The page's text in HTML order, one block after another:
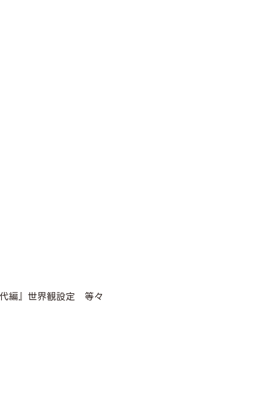
編』世界観設定 等々